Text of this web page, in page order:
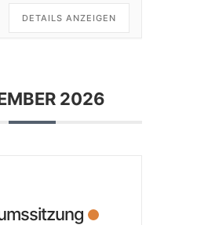
DETAILS ANZEIGEN
2026